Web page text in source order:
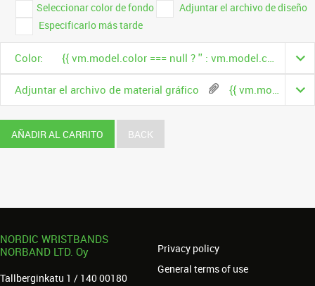
Seleccionar color de fondo
Adjuntar el archivo de diseño
Especificarlo más tarde
Color: {{ vm.model.color === null ? '' : vm.model.color.name }}
Adjuntar el archivo de material gráfico {{ vm.model.fileName }}
AÑADIR AL CARRITO BACK
NORDIC WRISTBANDS
NORBAND LTD. Oy
Tallberginkatu 1 / 140 00180
Privacy policy
General terms of use